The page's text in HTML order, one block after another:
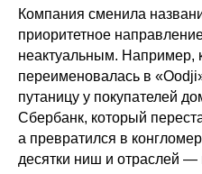
Компания сменила
приоритетное
неактуальным. Например,
переименовалась в
путаницу у покупателей
Сбербанк, который
а превратился в
десятки ниш и отраслей